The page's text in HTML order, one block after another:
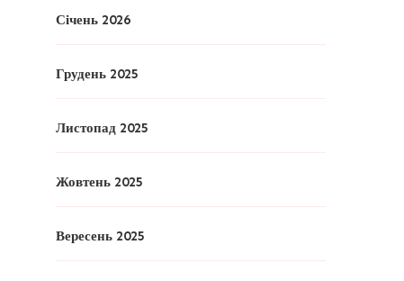
Січень 2026
Грудень 2025
Листопад 2025
Жовтень 2025
Вересень 2025